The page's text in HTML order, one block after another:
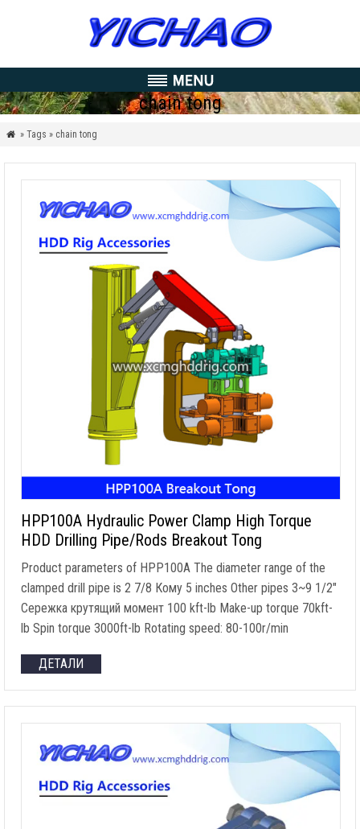
chain tong
 » Tags » chain tong
HPP100A Hydraulic Power Clamp High Torque
HDD Drilling Pipe/Rods Breakout Tong
Product parameters of HPP100A The diameter range of the
clamped drill pipe is 2 7/8 Кому 5 inches Other pipes 3~9 1/2″
Сережка крутящий момент 100 kft-lb Make-up torque 70kft-
lb Spin torque 3000ft-lb Rotating speed: 80-100r/min
ДЕТАЛИ